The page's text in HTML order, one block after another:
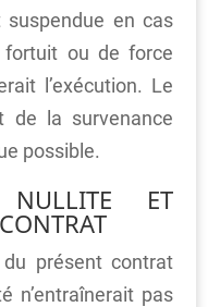
en cas
fortuit ou de force
l’exécution. Le
de la survenance
possible.
ET
présent contrat
n’entraînerait pas